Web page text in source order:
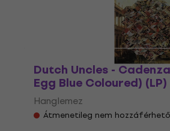
Dutch Uncles -
Egg Blue Coloured) (LP)
Hanglemez
Átmenetileg nem hozzáférhető